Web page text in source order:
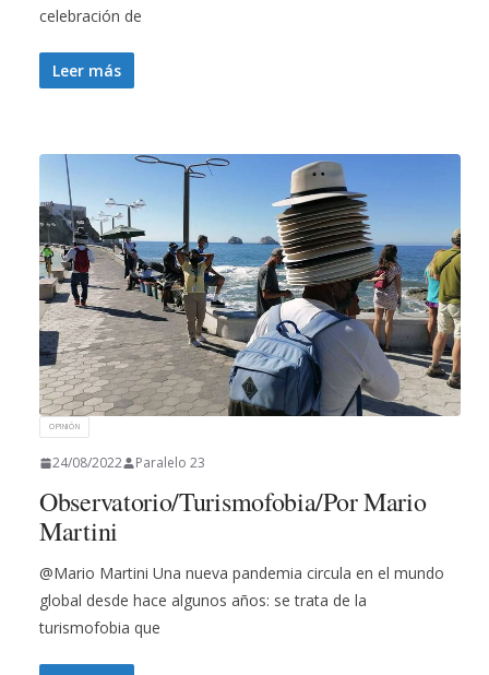
celebración de
Leer más
OPINIÓN
24/08/2022 Paralelo 23
Observatorio/Turismofobia/Por Mario
Martini
@Mario Martini Una nueva pandemia circula en el mundo
global desde hace algunos años: se trata de la
turismofobia que